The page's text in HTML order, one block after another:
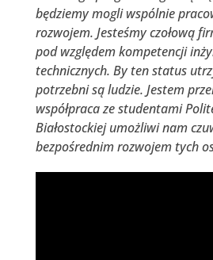
będziemy mogli wspólnie
rozwojem. Jesteśmy czołową
pod względem kompetencji
technicznych. By ten status
potrzebni są ludzie. Jestem
współpraca ze studentami
Białostockiej umożliwi nam
bezpośrednim rozwojem tych